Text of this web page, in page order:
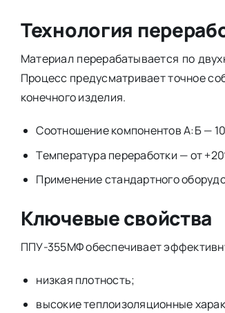
Технология
Материал перерабатывается по
Процесс предусматривает точное
конечного изделия.
Соотношение компонентов А:Б —
Температура переработки — от
Применение стандартного
Ключевые свойства
ППУ-355МФ обеспечивает
низкая плотность;
высокие теплоизоляционные